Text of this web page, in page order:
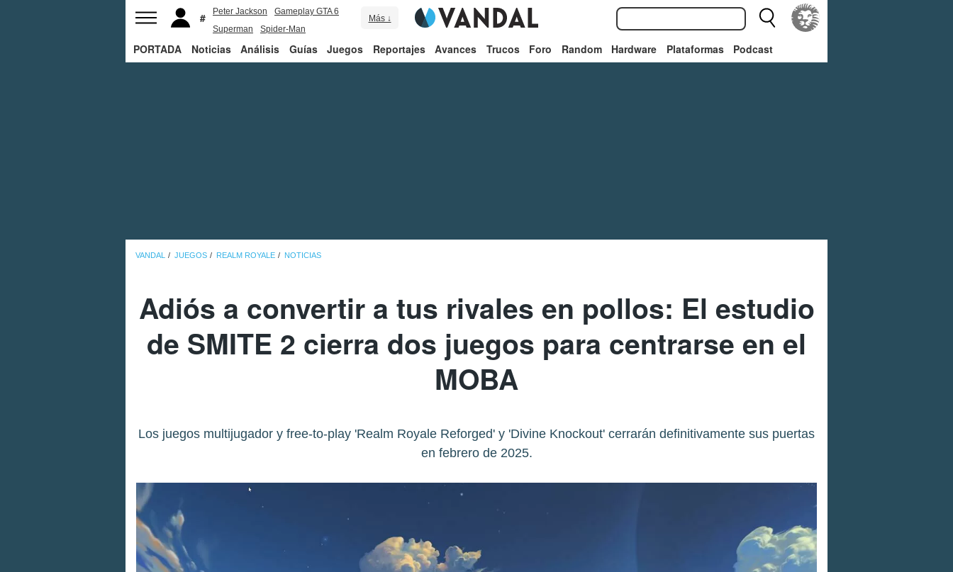
Peter Jackson
Gameplay GTA 6
Superman
Spider-Man
Más ↓
PORTADA Noticias Análisis Guías Juegos Reportajes Avances Trucos Foro Random Hardware Plataformas Podcast
VANDAL JUEGOS REALM ROYALE NOTICIAS
Adiós a convertir a tus rivales en pollos: El estudio
de SMITE 2 cierra dos juegos para centrarse en el
MOBA
Los juegos multijugador y free-to-play 'Realm Royale Reforged' y 'Divine Knockout' cerrarán definitivamente sus puertas
en febrero de 2025.